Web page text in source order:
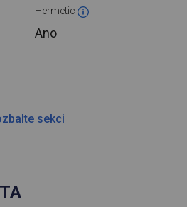
Hermetic
Ano
sekci